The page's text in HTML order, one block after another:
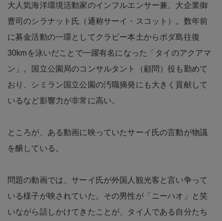
大人気海洋環境活動家のインフルエンサー兼、大企業御
曹司のシラナット氏（通称サーイ・スコット）。数年前
に募金活動の一環としてクラビー本土からポダ島往復
30kmを泳いだことで一躍有名になった「タイのアクアマ
ン」。国立公園局のコンサルタント（顧問）役も勤めて
おり、シミラン国立公園の汚職摘発にも大きく貢献して
いるなど影響力が非常に高い。
ところが、ある動画に映っていたサーイ氏の言動が物議
を醸している。
問題の動画では、サーイ氏が外国人観光客と言い争って
いる様子が映されていた。その男性が「ニーハオ」と笑
いながら話しかけてきたことが、タイ人である自分たち